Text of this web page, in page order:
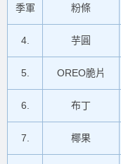
季軍 粉條
4. 芋圓
5. OREO脆片
6. 布丁
7. 椰果